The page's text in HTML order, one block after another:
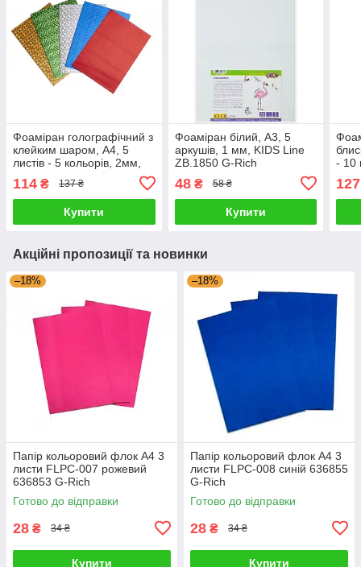
Фоаміран голографічний з
клейким шаром, А4, 5
листів - 5 кольорів, 2мм,
KIDS Line ZB.1846 G-Rich
114 ₴ 137 ₴
Купити
Фоаміран білий, А3, 5
аркушів, 1 мм, KIDS Line
ZB.1850 G-Rich
48₴ 58 ₴
Купити
- 10
127
Акційні пропозиції та новинки
–18%
Папір кольоровий флок А4 3
листи FLPC-007 рожевий
636853 G-Rich
Готово до відправки
28 ₴ 34 ₴
Купити
–18%
Папір кольоровий флок А4 3
листи FLPC-008 синій 636855
G-Rich
Готово до відправки
28 ₴ 34 ₴
Купити